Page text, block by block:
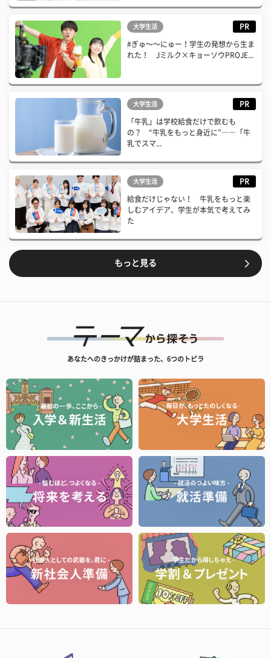
大学生活 PR
#ぎゅ〜〜にゅー！学生の発想から生ま
れた！ Jミルク×キョーソウPROJE...
大学生活 PR
「牛乳」は学校給食だけで飲むも
の？ “牛乳をもっと身近に”――「牛
乳でスマ...
大学生活 PR
給食だけじゃない！ 牛乳をもっと楽
しむアイデア、学生が本気で考えてみ
た
もっと見る
あなたへのきっかけが詰まった、6つのトビラ